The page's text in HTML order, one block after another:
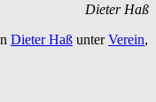
Dieter Haß
Dieter Haß unterVerein,